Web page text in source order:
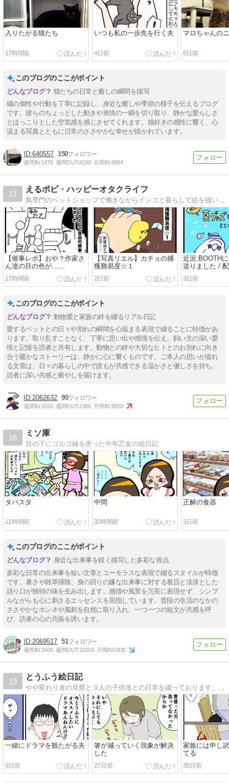
入りたがる猫たち
17時間前
いつも私の一歩先を行く夫
4日前
マロちゃんの
6日前
このブログのここがポイント
猫たちの日常と癒しの瞬間を描写
猫の個性や行動を丁寧に記録し、身近な癒しや季節の様子を伝えるブログ
です。彼らのちょっとした動きや表情の一瞬を切り取り、静かな愛らしさ
とほっこりとした空気感を感じさせてくれます。猫好きの感性に響く、心
温まる写真とともに日常のささやかな幸せが描かれています。
640557 150
週間IN:1476 週間OUT:4230 月間IN:6984
17
えるポピ・ハッピーオタクライフ
鳥専門のペットショップで働きながらインコと暮らして絵を描いてゲームするオタクの絵日記
【催事レポ】おや？作家さ
ん達の目の色が……
17時間前
【写真リエル】カチョの捕
獲難易度☆１
2日前
近況:BOOTH
送りました /
3日前
このブログのここがポイント
動物愛と家族の絆を綴るリアル日記
愛するペットとの日々や別れの瞬間を心温まる表現で綴ることに特徴があ
ります。取り乱すことなく、丁寧に思い出や感情を伝え、飼い主の深い愛
情と記憶を読者と共有します。動物との絆や大切なヒトとのお別れに向き
合う暖かなストーリーは、静かに心に響くものです。ご本人の思いが溢れ
る文章は、日々の暮らしの中で誰もが共感できる温かさと優しさを持ち、
読者に深い共感と癒やしを届けます。
2062632 90
週間IN:1420 週間OUT:2480 月間IN:6850
18
ミソ庫
目の下にゴルゴ線を患った中年乙女の絵日記
タパスタ
11時間前
中間
35時間前
正解の食器
3日前
このブログのここがポイント
身近な出来事を鋭く描写した多彩な視点
多彩な日常の出来事を短い文章とユーモラスな表現で綴るスタイルが特徴
です。暑さや雑草掃除、身の回りの嫌な出来事に対する着目と淡淡とした
語り口が独特の味を生み出します。感情や風景を冗長に表現せず、シンプ
ルながらも心に刺さるエッセンスを屈指しています。普段の生活のなかの
ささやかなホンネや風刺を自然に取り入れ、一つ一つの短文が共感を呼
び、読者の心の共振を誘います。
2069517 51
週間IN:1400 週間OUT:10350 月間IN:5930
19
とうふう絵日記
一緒にドラマを観たがる夫
6日前
箸が減っていく現象が解決
した
27日前
家族には申し
てる
35日前